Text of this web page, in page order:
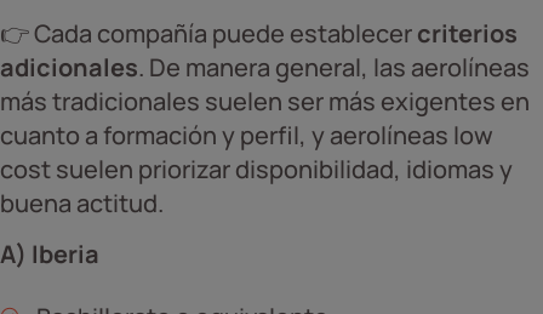
👉 Cada compañía puede establecercriterios
adicionales. De manera general, las aerolíneas
más tradicionales suelen ser más exigentes en
cuanto a formación y perfil, y aerolíneas low
cost suelen priorizar disponibilidad, idiomas y
buena actitud.
A) Iberia